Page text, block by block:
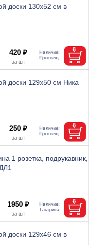
доски 130х52 см в
420 ₽
доски 129х50 см Ника
250 ₽
1 розетка, подрукавник,
1950 ₽
доски 129х46 см в